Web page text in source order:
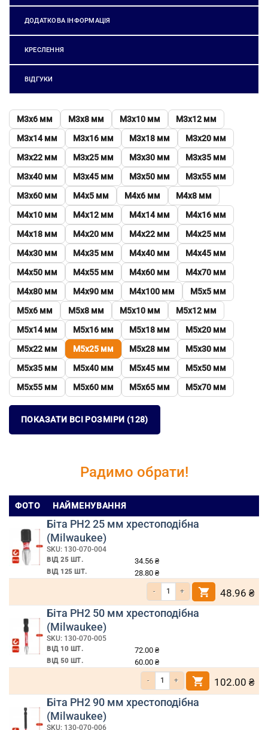
ДОДАТКОВА ІНФОРМАЦІЯ
КРЕСЛЕННЯ
ВІДГУКИ
М3х6 мм М3х8 мм М3х10 мм
М3х12 мм
М3х14 мм
М3х16 мм М3х18 мм
М3х20 мм
М3х22 мм
М3х25 мм М3х30 мм
М3х35 мм
М3х40 мм
М3х45 мм М3х50 мм
М3х55 мм
М3х60 мм
М4х5 мм М4х6 мм
М4х8 мм
М4х10 мм
М4х12 мм М4х14 мм
М4х16 мм
М4х18 мм
М4х20 мм М4х22 мм
М4х25 мм
М4х30 мм
М4х35 мм М4х40 мм
М4х45 мм
М4х50 мм
М4х55 мм М4х60 мм
М4х70 мм
М4х80 мм
М4х90 мм М4х100 мм
М5х5 мм
М5х6 мм
М5х8 мм М5х10 мм
М5х12 мм
М5х14 мм
М5х16 мм М5х18 мм
М5х20 мм
М5х22 мм
М5х25 мм М5х28 мм
М5х30 мм
М5х35 мм
М5х40 мм М5х45 мм
М5х50 мм
М5х55 мм
М5х60 мм М5х65 мм М5х70 мм
ПОКАЗАТИ ВСІ РОЗМІРИ (128)
Радимо обрати!
ФОТО НАЙМЕНУВАННЯ
Біта РН2 25 мм хрестоподібна
(Milwaukee)
SKU: 130-070-004
ВІД 25 ШТ. 34.56 ₴
ВІД 125 ШТ. 28.80 ₴
Кількість Біта РН2 25 мм
48.96 ₴
Біта РН2 50 мм хрестоподібна
(Milwaukee)
SKU: 130-070-005
ВІД 10 ШТ. 72.00 ₴
ВІД 50 ШТ. 60.00 ₴
Кількість Біта РН2 50 мм
102.00 ₴
Біта РН2 90 мм хрестоподібна
(Milwaukee)
SKU: 130-070-006